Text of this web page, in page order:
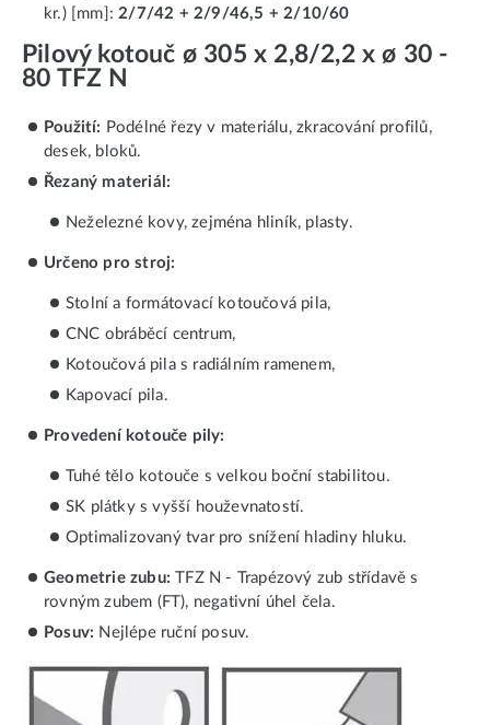
kr.) [mm]:2/7/42 + 2/9/46,5 + 2/10/60
Pilový kotouč ø 305 x 2,8/2,2 x ø 30 -
80 TFZ N
Použití: Podélné řezy v materiálu, zkracování profilů,
desek, bloků.
Řezaný materiál:
Neželezné kovy, zejména hliník, plasty.
Určeno pro stroj:
Stolní a formátovací kotoučová pila,
CNC obráběcí centrum,
Kotoučová pila s radiálním ramenem,
Kapovací pila.
Provedení kotouče pily:
Tuhé tělo kotouče s velkou boční stabilitou.
SK plátky s vyšší houževnatostí.
Optimalizovaný tvar pro snížení hladiny hluku.
Geometrie zubu: TFZ N - Trapézový zub střídavě s
rovným zubem (FT), negativní úhel čela.
Posuv: Nejlépe ruční posuv.